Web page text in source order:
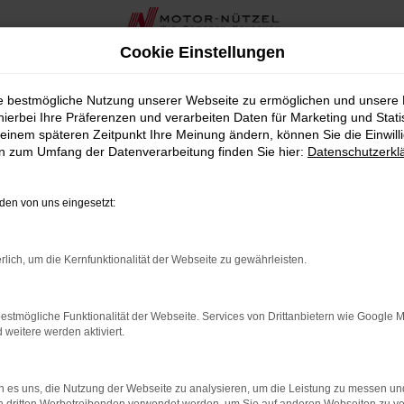
bei Motor-Nützel
Audi Gebrauchtwagen in der Nähe von Nürnberg. Wenn
Sie. Unsere Auswahl an sorgfältig geprüften Audi
wird von unserem erfahrenen Team auf Herz und Nieren
bieten wir Ihnen auch umfassende Serviceleistungen in
bleibt. Von der Wartung bis zur Reparatur – bei Motor-
wir seit Jahrzehnten die erste Adresse für Audi
erstklassigen Beratung sind wir Ihr idealer Partner für
Cookie Einstellungen
bestmögliche Nutzung unserer Webseite zu ermöglichen und unsere
Ihre Präferenzen und verarbeiten Daten für Marketing und
späteren Zeitpunkt Ihre Meinung ändern, können Sie die
zum Umfang der Datenverarbeitung finden Sie hier:
von uns eingesetzt:
um die Kernfunktionalität der Webseite zu gewährleisten.
Funktionalität der Webseite. Services von Drittanbietern wie Google
weitere werden aktiviert.
es uns, die Nutzung der Webseite zu analysieren, um die Leistung zu messen